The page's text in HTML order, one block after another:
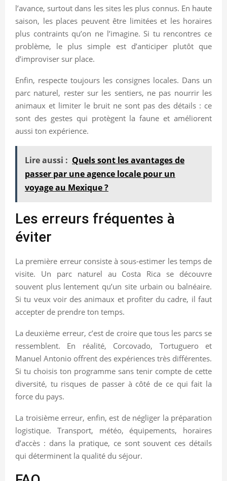
l’avance, surtout dans les sites les plus connus. En haute
saison, les places peuvent être limitées et les horaires
plus contraints qu’on ne l’imagine. Si tu rencontres ce
problème, le plus simple est d’anticiper plutôt que
d’improviser sur place.
Enfin, respecte toujours les consignes locales. Dans un
parc naturel, rester sur les sentiers, ne pas nourrir les
animaux et limiter le bruit ne sont pas des détails : ce
sont des gestes qui protègent la faune et améliorent
aussi ton expérience.
Lire aussi : Quels sont les avantages de
passer par une agence locale pour un
voyage au Mexique ?
Les erreurs fréquentes à
éviter
La première erreur consiste à sous-estimer les temps de
visite. Un parc naturel au Costa Rica se découvre
souvent plus lentement qu’un site urbain ou balnéaire.
Si tu veux voir des animaux et profiter du cadre, il faut
accepter de prendre ton temps.
La deuxième erreur, c’est de croire que tous les parcs se
ressemblent. En réalité, Corcovado, Tortuguero et
Manuel Antonio offrent des expériences très différentes.
Si tu choisis ton programme sans tenir compte de cette
diversité, tu risques de passer à côté de ce qui fait la
force du pays.
La troisième erreur, enfin, est de négliger la préparation
logistique. Transport, météo, équipements, horaires
d’accès : dans la pratique, ce sont souvent ces détails
qui déterminent la qualité du séjour.